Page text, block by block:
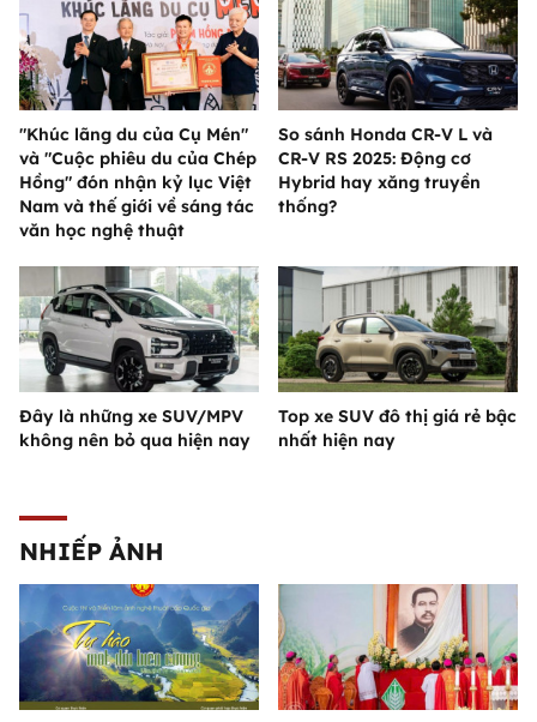
"Khúc lãng du của Cụ Mén"
và "Cuộc phiêu du của Chép
Hồng" đón nhận kỷ lục Việt
Nam và thế giới về sáng tác
văn học nghệ thuật
So sánh Honda CR-V L và
CR-V RS 2025: Động cơ
Hybrid hay xăng truyền
thống?
Đây là những xe SUV/MPV
không nên bỏ qua hiện nay
Top xe SUV đô thị giá rẻ bậc
nhất hiện nay
NHIẾP ẢNH